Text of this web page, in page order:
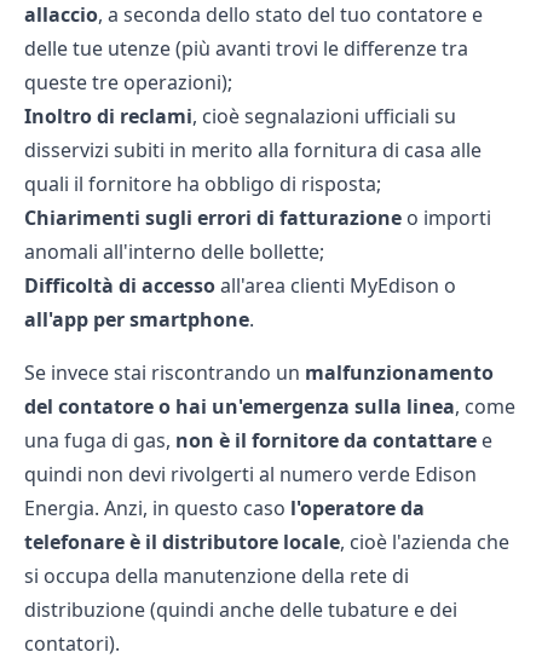
allaccio, a seconda dello stato del tuo contatore e
delle tue utenze (più avanti trovi le differenze tra
queste tre operazioni);
Inoltro di reclami, cioè segnalazioni ufficiali su
disservizi subiti in merito alla fornitura di casa alle
quali il fornitore ha obbligo di risposta;
Chiarimenti sugli errori di fatturazione o importi
anomali all'interno delle bollette;
Difficoltà di accessoall'area clienti MyEdison o
all'app per smartphone.
Se invece stai riscontrando un malfunzionamento
del contatore o hai un'emergenza sulla linea, come
una fuga di gas, non è il fornitore da contattare e
quindi non devi rivolgerti al numero verde Edison
Energia. Anzi, in questo caso l'operatore da
telefonare è il distributore locale, cioè l'azienda che
si occupa della manutenzione della rete di
distribuzione (quindi anche delle tubature e dei
contatori).